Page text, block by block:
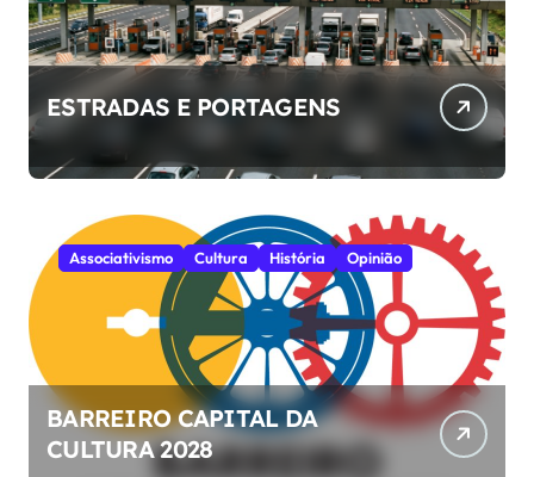
ESTRADAS E PORTAGENS
Associativismo Cultura História Opinião
BARREIRO CAPITAL DA
CULTURA 2028